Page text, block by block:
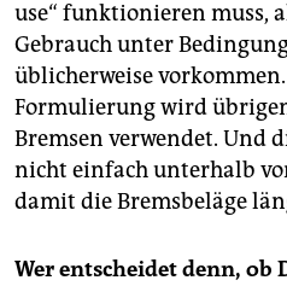
use“ funktionieren muss,
Gebrauch unter
üblicherweise
Formulierung wird
Bremsen verwendet. Und
nicht einfach unterhalb
damit die Bremsbeläge
Wer entscheidet denn,